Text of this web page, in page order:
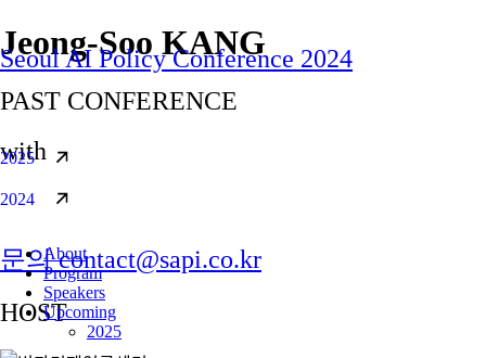
콘텐츠로
건너뛰기
Seoul AI Policy Conference 2024
with
About
Program
Speakers
Upcoming
2025
Jeong-Soo KANG
PAST CONFERENCE
2025
2024
문의 contact@sapi.co.kr
HOST